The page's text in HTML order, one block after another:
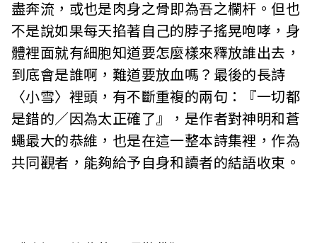
盡奔流，或也是肉身之骨即為吾之欄杆。但也
不是說如果每天掐著自己的脖子搖晃咆哮，身
體裡面就有細胞知道要怎麼樣來釋放誰出去，
到底會是誰啊，難道要放血嗎？最後的長詩
〈小雪〉裡頭，有不斷重複的兩句：『一切都
是錯的／因為太正確了』，是作者對神明和蒼
蠅最大的恭維，也是在這一整本詩集裡，作為
共同觀者，能夠給予自身和讀者的結語收束。